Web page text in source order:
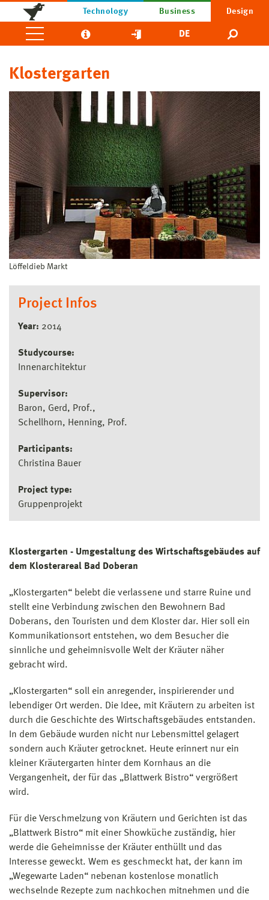
Technology Business Design
DE
Klostergarten
Löffeldieb Markt
Project Infos
Year: 2014
Studycourse:
Innenarchitektur
Supervisor:
Baron, Gerd, Prof.
Schellhorn, Henning, Prof.
Participants:
Christina Bauer
Project type:
Gruppenprojekt
Klostergarten - Umgestaltung des Wirtschaftsgebäudes auf
dem Klosterareal Bad Doberan
„Klostergarten“ belebt die verlassene und starre Ruine und
stellt eine Verbindung zwischen den Bewohnern Bad
Doberans, den Touristen und dem Kloster dar. Hier soll ein
Kommunikationsort entstehen, wo dem Besucher die
sinnliche und geheimnisvolle Welt der Kräuter näher
gebracht wird.
„Klostergarten“ soll ein anregender, inspirierender und
lebendiger Ort werden. Die Idee, mit Kräutern zu arbeiten ist
durch die Geschichte des Wirtschaftsgebäudes entstanden.
In dem Gebäude wurden nicht nur Lebensmittel gelagert
sondern auch Kräuter getrocknet. Heute erinnert nur ein
kleiner Kräutergarten hinter dem Kornhaus an die
Vergangenheit, der für das „Blattwerk Bistro“ vergrößert
wird.
Für die Verschmelzung von Kräutern und Gerichten ist das
„Blattwerk Bistro“ mit einer Showküche zuständig, hier
werde die Geheimnisse der Kräuter enthüllt und das
Interesse geweckt. Wem es geschmeckt hat, der kann im
„Wegewarte Laden“ nebenan kostenlose monatlich
wechselnde Rezepte zum nachkochen mitnehmen und die